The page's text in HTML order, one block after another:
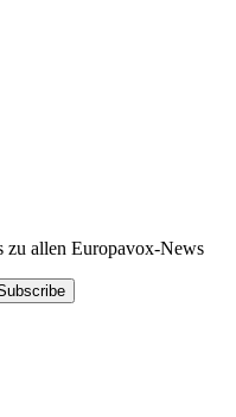
zu allen Europavox-News